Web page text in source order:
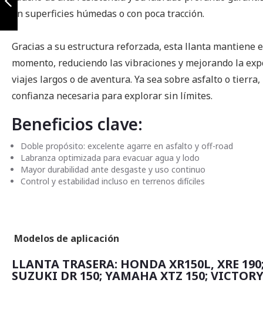
en superficies húmedas o con poca tracción.
Gracias a su estructura reforzada, esta llanta mantiene
momento, reduciendo las vibraciones y mejorando la
viajes largos o de aventura. Ya sea sobre asfalto o
confianza necesaria para explorar sin límites.
Beneficios clave:
Doble propósito: excelente agarre en asfalto y off-road
Labranza optimizada para evacuar agua y lodo
Mayor durabilidad ante desgaste y uso continuo
Control y estabilidad incluso en terrenos difíciles
Modelos de aplicación
LLANTA TRASERA: HONDA XR150L, XRE
SUZUKI DR 150; YAMAHA XTZ 150;